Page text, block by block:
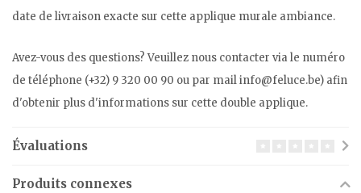
date de livraison exacte sur cette applique murale ambiance.
Avez-vous des questions? Veuillez nous contacter via le numéro
de téléphone (+32) 9 320 00 90 ou par mailinfo@feluce.be) afin
d'obtenir plus d'informations sur cette double applique.
Évaluations
Produits connexes